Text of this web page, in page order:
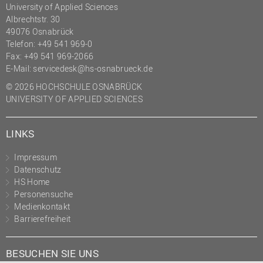
(PMO)
Prozessmanagement
Recht
Science to Business GmbH
Studierendensekretariat
Innovationsmanagement
University of Applied Sciences
Albrechtstr. 30
49076 Osnabrück
Telefon: +49 541 969-0
Fax: +49 541 969-2066
E-Mail: servicedesk@hs-osnabrueck.de
© 2026 HOCHSCHULE OSNABRÜCK
UNIVERSITY OF APPLIED SCIENCES
LINKS
Impressum
Datenschutz
HS Home
Personensuche
Medienkontakt
Barrierefreiheit
BESUCHEN SIE UNS